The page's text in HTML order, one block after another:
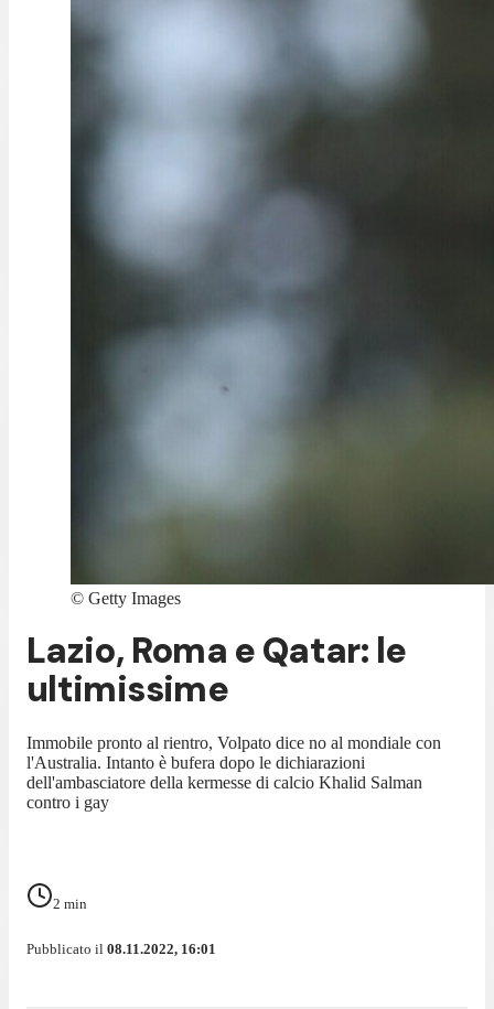
© Getty Images
Lazio, Roma e Qatar: le
ultimissime
Immobile pronto al rientro, Volpato dice no al mondiale con
l'Australia. Intanto è bufera dopo le dichiarazioni
dell'ambasciatore della kermesse di calcio Khalid Salman
contro i gay
2 min
Pubblicato il 08.11.2022, 16:01